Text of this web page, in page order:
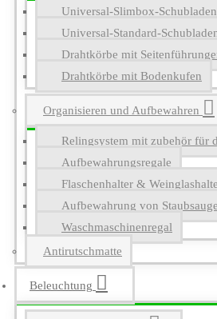
Universal-Slimbox-
Universal-Standard-
Drahtkörbe mit
Drahtkörbe mit Bodenkufen
Organisieren und Aufbewahren
Relingsystem mit zubehör für
Aufbewahrungsregale
Flaschenhalter &
Aufbewahrung von
Waschmaschinenregal
Antirutschmatte
Beleuchtung